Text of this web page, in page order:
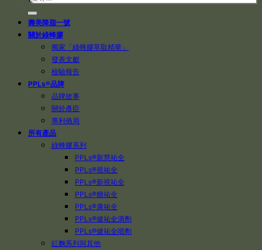
壽美降脂一號
關於綠蜂膠
獨家「綠蜂膠萃取精華」
發表文獻
檢驗報告
PPLs®品牌
品牌故事
關於彥臣
專利佈局
所有產品
綠蜂膠系列
PPLs®新慧祐全
PPLs®視祐全
PPLs®新視祐全
PPLs®糖祐全
PPLs®康祐全
PPLs®健祐全滴劑
PPLs®健祐全噴劑
紅麴系列與其他